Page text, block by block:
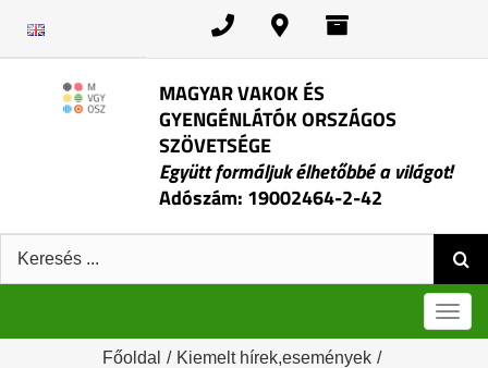
MAGYAR VAKOK ÉS
GYENGÉNLÁTÓK ORSZÁGOS
SZÖVETSÉGE
Együtt formáljuk élhetőbbé a világot!
Adószám: 19002464-2-42
Keresés:
Főoldal / Kiemelt hírek,események /